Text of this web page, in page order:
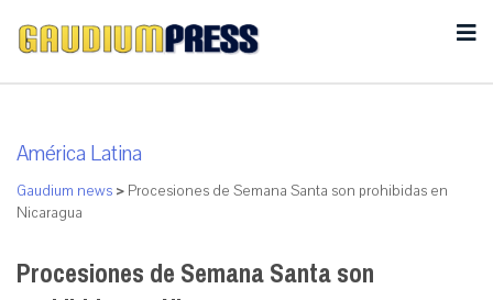
América Latina
Gaudium news > Procesiones de Semana Santa son prohibidas en
Nicaragua
Procesiones de Semana Santa son